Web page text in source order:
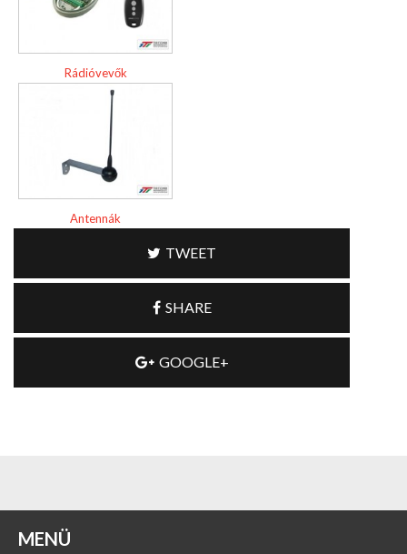
Rádióvevők
Antennák
TWEET
SHARE
GOOGLE+
MENÜ